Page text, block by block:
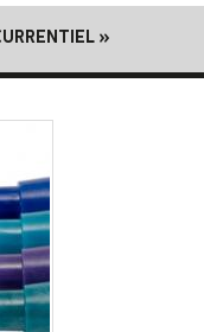
»